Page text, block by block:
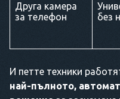
Друга камера
за телефон
без
И петте техники
най-пълното,